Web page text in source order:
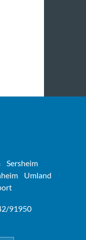
Sersheim
Umland
91950